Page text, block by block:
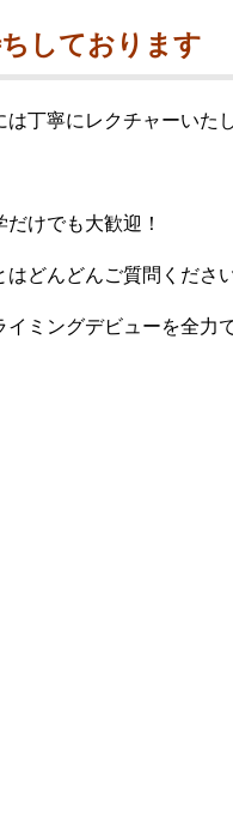
しております
丁寧にレクチャーいたし
けでも大歓迎！
どんどんご質問ください
ミングデビューを全力